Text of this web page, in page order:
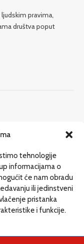
tehnologije
informacijama o
će nam obradu
ili jedinstveni
pristanka
i funkcije.
pravima,
društva poput